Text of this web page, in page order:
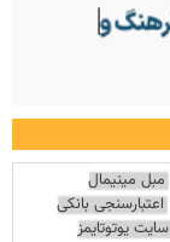
مبل مینیمال
اعتبارسنجی بانکی
سایت یوتوتایمز